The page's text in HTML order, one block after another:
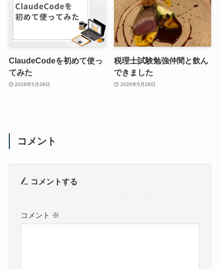
ClaudeCodeを初めて使っ
てみた
2026年5月29日
税理士試験勉強仲間と飲ん
できました
2026年5月28日
コメント
コメントする
コメント ※